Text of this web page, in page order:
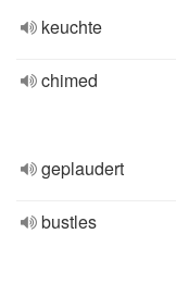
keuchte
chimed
geplaudert
bustles